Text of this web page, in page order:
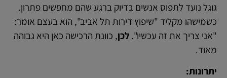
גוגל נועד לתפוס אנשים בדיוק ברגע שהם מחפשים פתרון.
כשמישהו מקליד "שיפוץ דירות תל אביב", הוא בעצם אומר:
"אני צריך את זה עכשיו". לכן, כוונת הרכישה כאן היא גבוהה
מאוד.
יתרונות: